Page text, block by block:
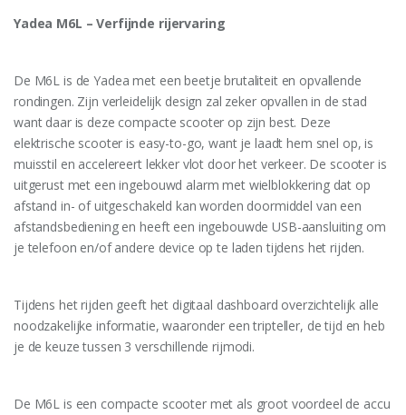
Yadea M6L – Verfijnde rijervaring
De M6L is de Yadea met een beetje brutaliteit en opvallende
rondingen. Zijn verleidelijk design zal zeker opvallen in de stad
want daar is deze compacte scooter op zijn best. Deze
elektrische scooter is easy-to-go, want je laadt hem snel op, is
muisstil en accelereert lekker vlot door het verkeer. De scooter is
uitgerust met een ingebouwd alarm met wielblokkering dat op
afstand in- of uitgeschakeld kan worden doormiddel van een
afstandsbediening en heeft een ingebouwde USB-aansluiting om
je telefoon en/of andere device op te laden tijdens het rijden.
Tijdens het rijden geeft het digitaal dashboard overzichtelijk alle
noodzakelijke informatie, waaronder een tripteller, de tijd en heb
je de keuze tussen 3 verschillende rijmodi.
De M6L is een compacte scooter met als groot voordeel de accu